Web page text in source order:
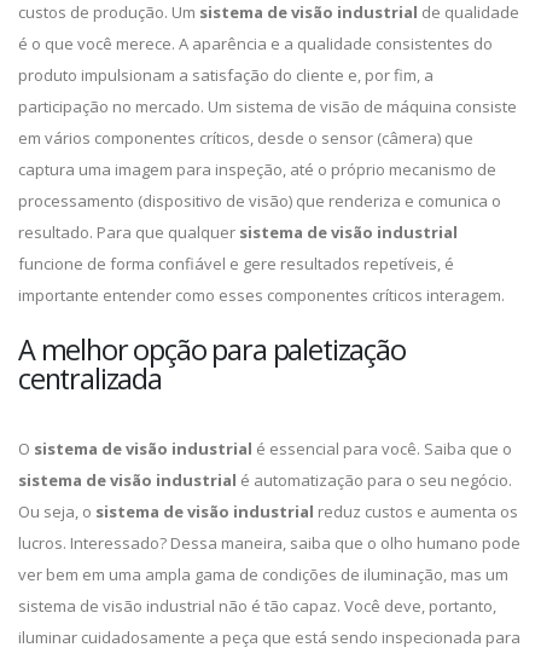
custos de produção. Um sistema de visão industrial de qualidade
é o que você merece. A aparência e a qualidade consistentes do
produto impulsionam a satisfação do cliente e, por fim, a
participação no mercado. Um sistema de visão de máquina consiste
em vários componentes críticos, desde o sensor (câmera) que
captura uma imagem para inspeção, até o próprio mecanismo de
processamento (dispositivo de visão) que renderiza e comunica o
resultado. Para que qualquer sistema de visão industrial
funcione de forma confiável e gere resultados repetíveis, é
importante entender como esses componentes críticos interagem.
A melhor opção para paletização
centralizada
O sistema de visão industrial é essencial para você. Saiba que o
sistema de visão industrial é automatização para o seu negócio.
Ou seja, o sistema de visão industrial reduz custos e aumenta os
lucros. Interessado? Dessa maneira, saiba que o olho humano pode
ver bem em uma ampla gama de condições de iluminação, mas um
sistema de visão industrial não é tão capaz. Você deve, portanto,
iluminar cuidadosamente a peça que está sendo inspecionada para